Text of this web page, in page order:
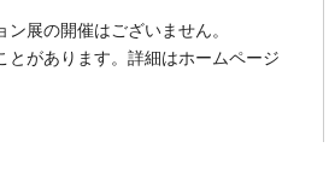
展の開催はございません。
があります。詳細はホームページ